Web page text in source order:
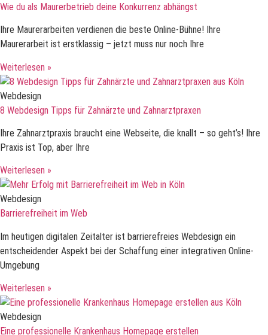
Wie du als Maurerbetrieb deine Konkurrenz abhängst
Ihre Maurerarbeiten verdienen die beste Online-Bühne! Ihre
Maurerarbeit ist erstklassig – jetzt muss nur noch Ihre
Weiterlesen »
Webdesign
8 Webdesign Tipps für Zahnärzte und Zahnarztpraxen
Ihre Zahnarztpraxis braucht eine Webseite, die knallt – so geht’s! Ihre
Praxis ist Top, aber Ihre
Weiterlesen »
Webdesign
Barrierefreiheit im Web
Im heutigen digitalen Zeitalter ist barrierefreies Webdesign ein
entscheidender Aspekt bei der Schaffung einer integrativen Online-
Umgebung
Weiterlesen »
Webdesign
Eine professionelle Krankenhaus Homepage erstellen